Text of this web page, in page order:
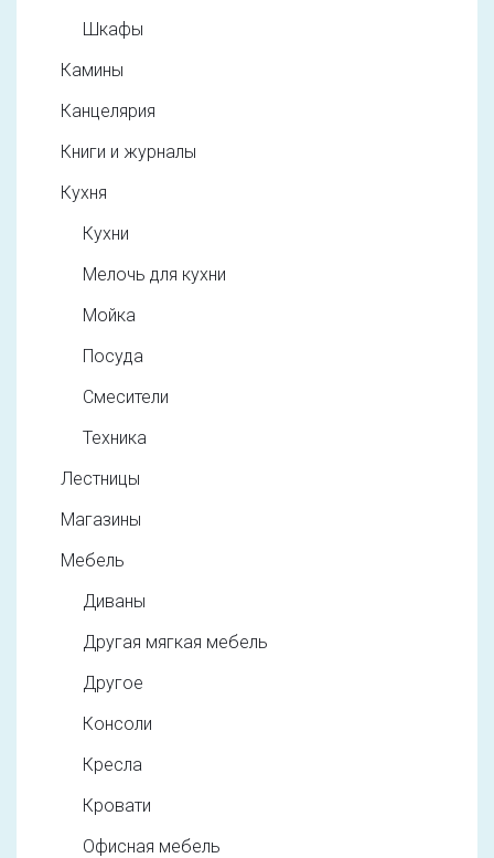
Шкафы
Камины
Канцелярия
Книги и журналы
Кухня
Кухни
Мелочь для кухни
Мойка
Посуда
Смесители
Техника
Лестницы
Магазины
Мебель
Диваны
Другая мягкая мебель
Другое
Консоли
Кресла
Кровати
Офисная мебель